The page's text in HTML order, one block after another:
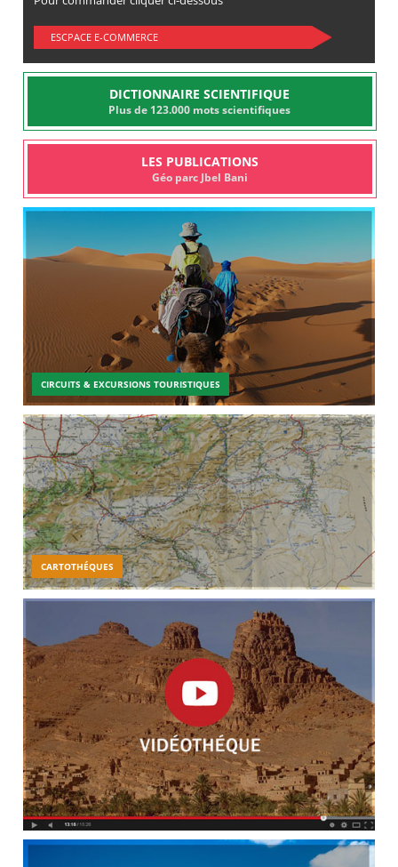
ESCPACE E-COMMERCE
DICTIONNAIRE SCIENTIFIQUE
Plus de 123.000 mots scientifiques
LES PUBLICATIONS
Géo parc Jbel Bani
CIRCUITS & EXCURSIONS TOURISTIQUES
CARTOTHÉQUES